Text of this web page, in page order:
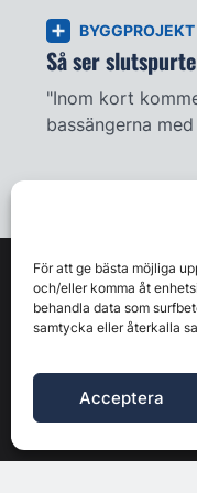
För att ge bästa möjliga
och/eller komma åt
behandla data som
samtycka eller återkalla
Acceptera
BYGGPROJEKT
Så ser
"Inom kort
bassängerna